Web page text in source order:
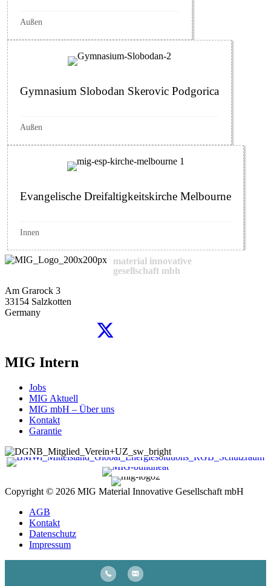
Außen
Gymnasium Slobodan Skerovic Podgorica
Außen
Evangelische Dreifaltigkeitskirche Melbourne
Innen
material innovative
gesellschaft mbh
Am Grarock 3
33154 Salzkotten
Germany
MIG Intern
Jobs
MIG Aktuell
MIG mbH – Über uns
Kontakt
Garantie
Copyright © 2026 MIG Material Innovative Gesellschaft mbH
AGB
Kontakt
Datenschutz
Impressum